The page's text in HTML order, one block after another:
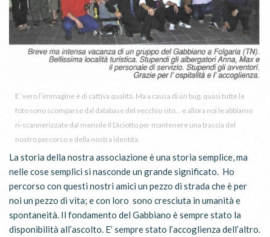
E’ vero l’immagine è di cattiva qualità. Ma a causa di un bug, quasi tutte le
foto sono scomparse dal database del vecchio sito… e allora noi le abbiamo
ri-scannerizzate dal mensile Il Diciotto per mantenere una traccia del
nostro percorso e della nostra identità.
La storia della nostra associazione è una storia semplice, ma
nelle cose semplici si nasconde un grande significato. Ho
percorso con questi nostri amici un pezzo di strada che è per
noi un pezzo di vita; e con loro sono cresciuta in umanità e
spontaneità. Il fondamento del Gabbiano è sempre stato la
disponibilità all’ascolto. E’ sempre stato l’accoglienza dell’altro.